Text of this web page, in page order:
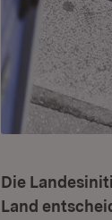
Die
Land